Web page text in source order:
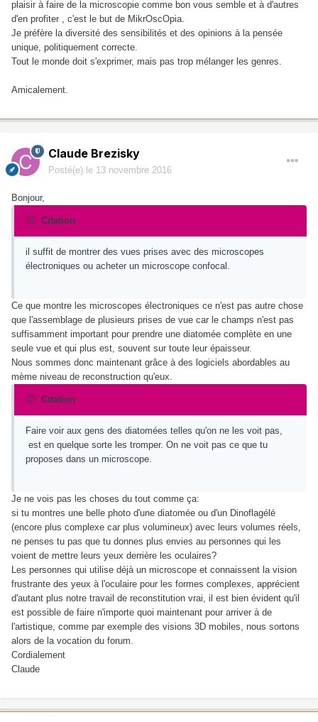
plaisir à faire de la microscopie comme bon vous semble et à d'autres
d'en profiter , c'est le but de MikrOscOpia.
Je préfère la diversité des sensibilités et des opinions à la pensée
unique, politiquement correcte.
Tout le monde doit s'exprimer, mais pas trop mélanger les genres.
Amicalement.
Claude Brezisky
Posté(e) le 13 novembre 2016
Bonjour,
Citation
il suffit de montrer des vues prises avec des microscopes
électroniques ou acheter un microscope confocal.
Ce que montre les microscopes électroniques ce n'est pas autre chose
que l'assemblage de plusieurs prises de vue car le champs n'est pas
suffisamment important pour prendre une diatomée complète en une
seule vue et qui plus est, souvent sur toute leur épaisseur.
Nous sommes donc maintenant grâce à des logiciels abordables au
mème niveau de reconstruction qu'eux.
Citation
Faire voir aux gens des diatomées telles qu'on ne les voit pas,
est en quelque sorte les tromper. On ne voit pas ce que tu
proposes dans un microscope.
Je ne vois pas les choses du tout comme ça:
si tu montres une belle photo d'une diatomée ou d'un Dinoflagélé
(encore plus complexe car plus volumineux) avec leurs volumes réels,
ne penses tu pas que tu donnes plus envies au personnes qui les
voient de mettre leurs yeux derrière les oculaires?
Les personnes qui utilise déjà un microscope et connaissent la vision
frustrante des yeux à l'oculaire pour les formes complexes, apprécient
d'autant plus notre travail de reconstitution vrai, il est bien évident qu'il
est possible de faire n'importe quoi maintenant pour arriver à de
l'artistique, comme par exemple des visions 3D mobiles, nous sortons
alors de la vocation du forum.
Cordialement
Claude